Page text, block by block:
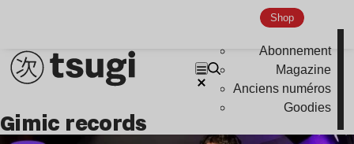
Shop
Abonnement
Magazine
Anciens numéros
Goodies
Indie
gimic records